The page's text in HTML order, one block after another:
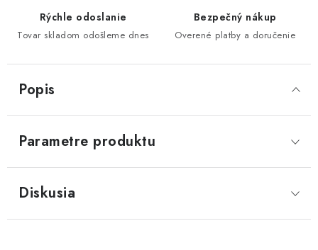
Rýchle odoslanie
Tovar skladom odošleme dnes
Bezpečný nákup
Overené platby a doručenie
Popis
Parametre produktu
Diskusia